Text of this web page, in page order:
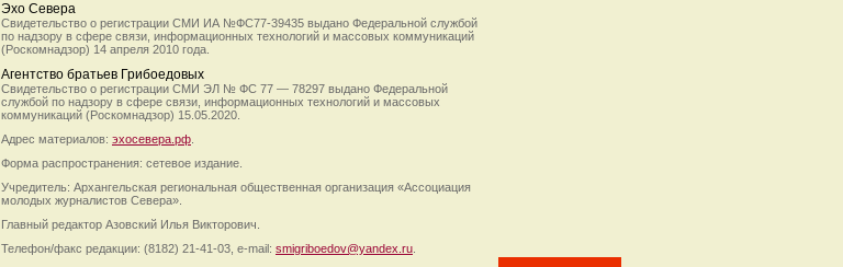
Эхо Севера
Свидетельство о регистрации СМИ ИА №ФС77-39435 выдано Федеральной службой
по надзору в сфере связи, информационных технологий и массовых коммуникаций
(Роскомнадзор) 14 апреля 2010 года.
Агентство братьев Грибоедовых
Свидетельство о регистрации СМИ ЭЛ № ФС 77 — 78297 выдано Федеральной
службой по надзору в сфере связи, информационных технологий и массовых
коммуникаций (Роскомнадзор) 15.05.2020.
Адрес материалов: эхосевера.рф
Форма распространения: сетевое издание.
Учредитель: Архангельская региональная общественная организация «Ассоциация
молодых журналистов Севера».
Главный редактор Азовский Илья Викторович.
Телефон/факс редакции: (8182) 21-41-03, e-mail: smigriboedov@yandex.ru